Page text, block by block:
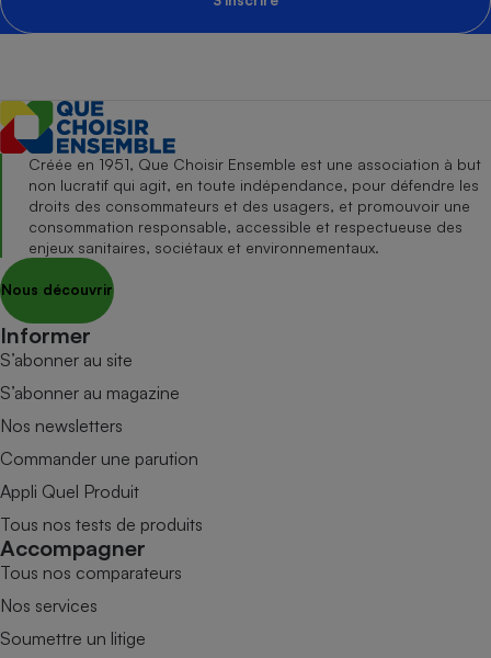
Créée en 1951, Que Choisir Ensemble est une association à but
non lucratif qui agit, en toute indépendance, pour défendre les
droits des consommateurs et des usagers, et promouvoir une
consommation responsable, accessible et respectueuse des
enjeux sanitaires, sociétaux et environnementaux.
Nous découvrir
Informer
S’abonner au site
S’abonner au magazine
Nos newsletters
Commander une parution
Appli Quel Produit
Tous nos tests de produits
Accompagner
Tous nos comparateurs
Nos services
Soumettre un litige